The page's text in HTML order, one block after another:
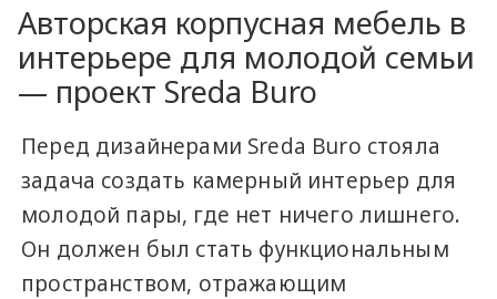
Авторская корпусная мебель в
интерьере для молодой семьи
— проект Sreda Buro
Перед дизайнерами Sreda Buro стояла
задача создать камерный интерьер для
молодой пары, где нет ничего лишнего.
Он должен был стать функциональным
пространством, отражающим